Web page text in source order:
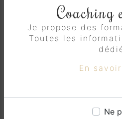
Coaching
Je propose des
Toutes les
En
Ne
santé
tels
plus